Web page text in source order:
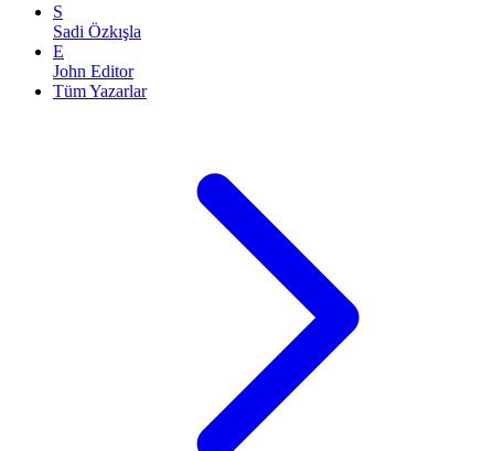
S
Sadi Özkışla
E
John Editor
Tüm Yazarlar